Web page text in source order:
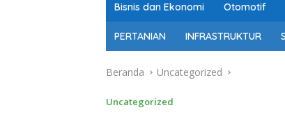
Bisnis dan Ekonomi Otomotif
PERTANIAN INFRASTRUKTUR
Beranda Uncategorized
Uncategorized